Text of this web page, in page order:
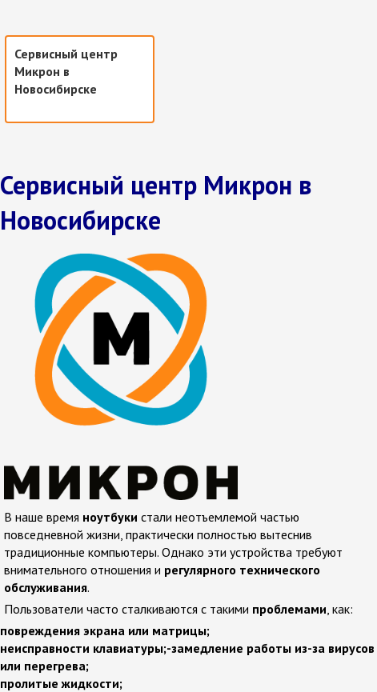
Сервисный центр
Микрон в
Новосибирске
Сервисный центр Микрон в
Новосибирске
В наше время ноутбуки стали неотъемлемой частью
повседневной жизни, практически полностью вытеснив
традиционные компьютеры. Однако эти устройства требуют
внимательного отношения и регулярного технического
обслуживания.
Пользователи часто сталкиваются с такими проблемами, как:
повреждения экрана или матрицы;
неисправности клавиатуры;-замедление работы из-за вирусов
или перегрева;
пролитые жидкости;